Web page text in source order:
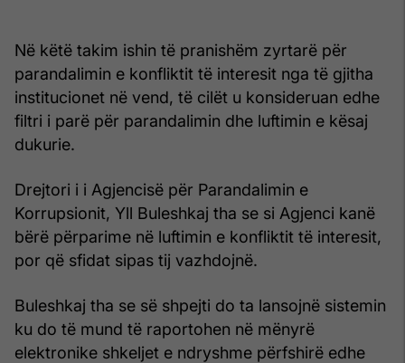
Në këtë takim ishin të pranishëm zyrtarë për
parandalimin e konfliktit të interesit nga të gjitha
institucionet në vend, të cilët u konsideruan edhe
filtri i parë për parandalimin dhe luftimin e kësaj
dukurie.
Drejtori i i Agjencisë për Parandalimin e
Korrupsionit, Yll Buleshkaj tha se si Agjenci kanë
bërë përparime në luftimin e konfliktit të interesit,
por që sfidat sipas tij vazhdojnë.
Buleshkaj tha se së shpejti do ta lansojnë sistemin
ku do të mund të raportohen në mënyrë
elektronike shkeljet e ndryshme përfshirë edhe